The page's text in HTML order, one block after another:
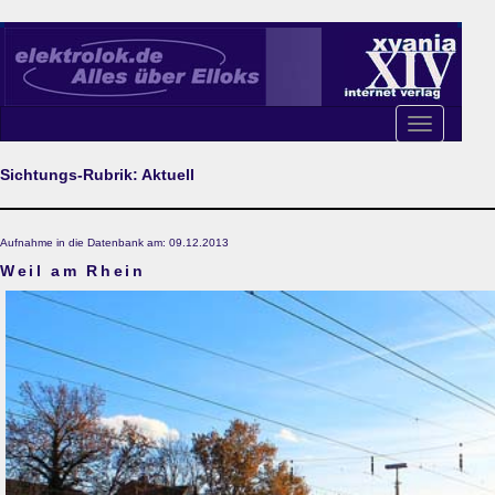
Toggle
navigation
Sichtungs-Rubrik: Aktuell
Aufnahme in die Datenbank am: 09.12.2013
Weil am Rhein